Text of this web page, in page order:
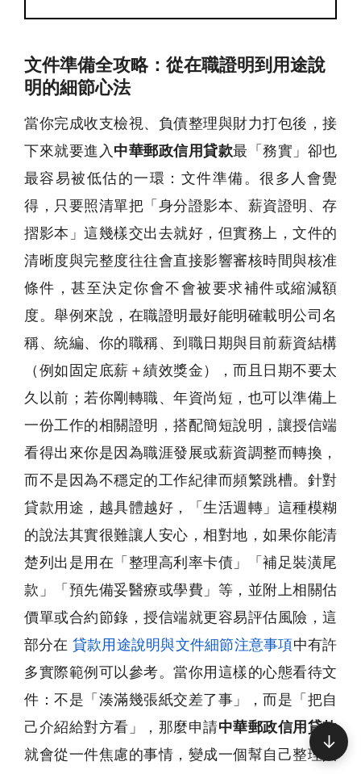
文件準備全攻略：從在職證明到用途說
明的細節心法
當你完成收支檢視、負債整理與財力打包後，接
下來就要進入 中華郵政信用貸款最「務實」卻也
最容易被低估的一環：文件準備。很多人會覺
得，只要照清單把「身分證影本、薪資證明、存
摺影本」這幾樣交出去就好，但實務上，文件的
清晰度與完整度往往會直接影響審核時間與核准
條件，甚至決定你會不會被要求補件或縮減額
度。舉例來說，在職證明最好能明確載明公司名
稱、統編、你的職稱、到職日期與目前薪資結構
（例如固定底薪＋績效獎金），而且日期不要太
久以前；若你剛轉職、年資尚短，也可以準備上
一份工作的相關證明，搭配簡短說明，讓授信端
看得出來你是因為職涯發展或薪資調整而轉換，
而不是因為不穩定的工作紀律而頻繁跳槽。針對
貸款用途，越具體越好，「生活週轉」這種模糊
的說法其實很難讓人安心，相對地，如果你能清
楚列出是用在「整理高利率卡債」「補足裝潢尾
款」「預先備妥醫療或學費」等，並附上相關估
價單或合約節錄，授信端就更容易評估風險，這
部分在 貸款用途說明與文件細節注意事項中有許
多實際範例可以參考。當你用這樣的心態看待文
件：不是「湊滿幾張紙交差了事」，而是「把自
己介紹給對方看」，那麼申請中華郵政信用貸款
就會從一件焦慮的事情，變成一個幫自己整理人
↓